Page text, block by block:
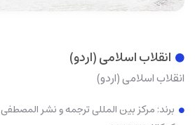
انقلاب اسلامی (اردو)
انقلاب اسلامی (اردو)
برند: مرکز بین المللی ترجمه و نشر المصطفی